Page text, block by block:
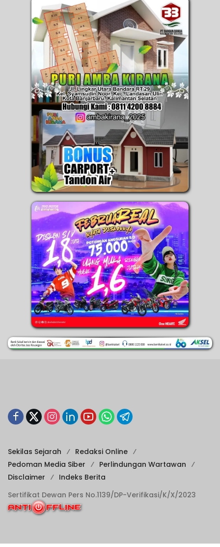
Sekilas Sejarah
Redaksi Online
Pedoman Media Siber
Perlindungan Wartawan
Disclaimer
Indeks Berita
Sertifikat Dewan Pers No.1139/DP-Verifikasi/K/X/2023